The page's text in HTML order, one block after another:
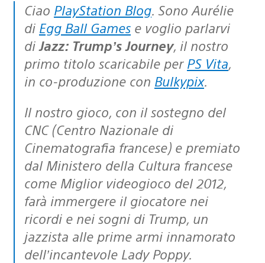
Ciao PlayStation Blog. Sono Aurélie
di Egg Ball Games e voglio parlarvi
di Jazz: Trump’s Journey, il nostro
primo titolo scaricabile per PS Vita,
in co-produzione con Bulkypix.
Il nostro gioco, con il sostegno del
CNC (Centro Nazionale di
Cinematografia francese) e premiato
dal Ministero della Cultura francese
come Miglior videogioco del 2012,
farà immergere il giocatore nei
ricordi e nei sogni di Trump, un
jazzista alle prime armi innamorato
dell’incantevole Lady Poppy.